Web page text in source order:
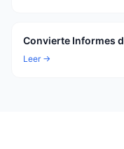
Convierte Informes
Leer →